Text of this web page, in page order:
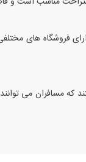
فروشگاه‌ های
مسافران می‌ توانند